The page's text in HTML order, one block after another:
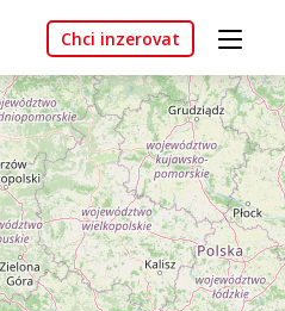
Chci inzerovat